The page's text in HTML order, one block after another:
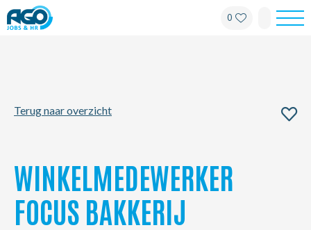
0
Kantoren
Terug naar overzicht
WINKELMEDEWERKER
FOCUS BAKKERIJ